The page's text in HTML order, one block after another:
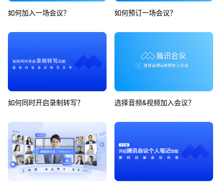
如何加入一场会议？ 如何预订一场会议？
如何同时开启录制转写？ 选择音频&视频加入会议？